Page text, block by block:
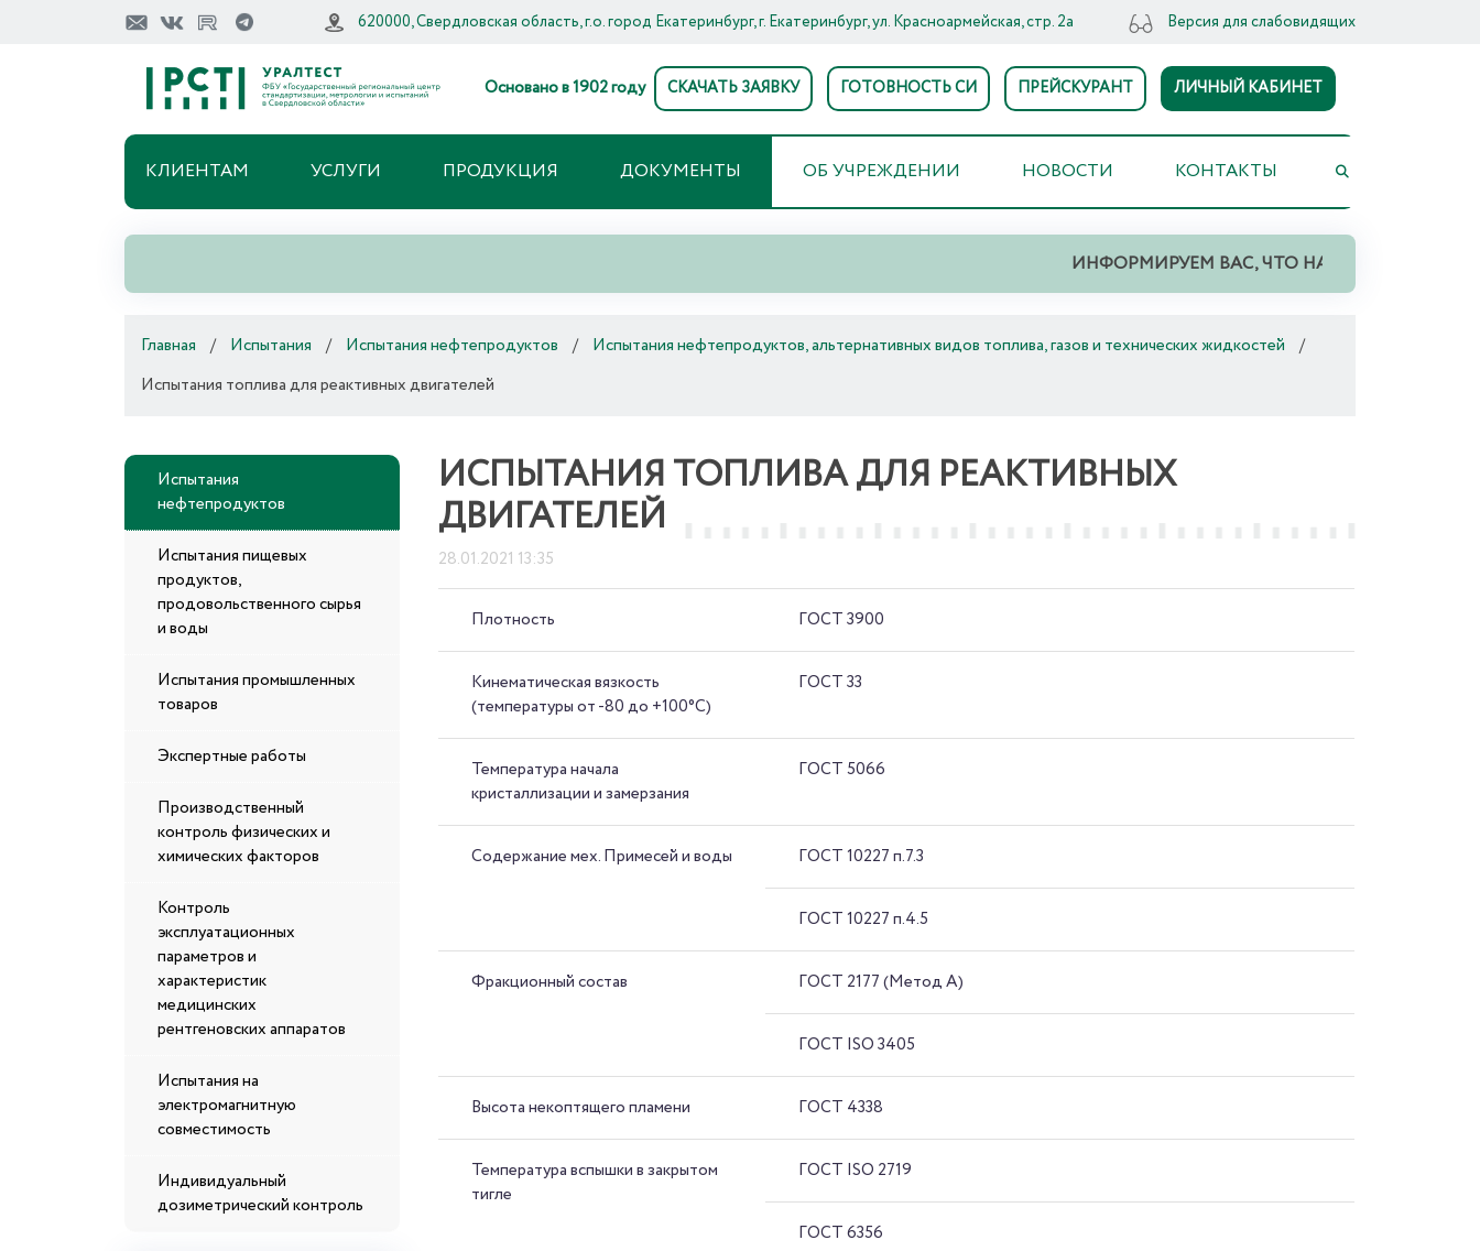
620000, Свердловская область, г.о. город Екатеринбург, г. Екатеринбург, ул. Красноармейская, стр. 2а Версия для слабовидящих
Основано в 1902 году СКАЧАТЬ ЗАЯВКУ ГОТОВНОСТЬ СИ ПРЕЙСКУРАНТ ЛИЧНЫЙ КАБИНЕТ
КЛИЕНТАМ УСЛУГИ ПРОДУКЦИЯ ДОКУМЕНТЫ ОБ УЧРЕЖДЕНИИ НОВОСТИ КОНТАКТЫ
ИНФОРМИРУЕМ ВАС, ЧТО НА ТЕРРИТОРИИ
Главная / Испытания / Испытания нефтепродуктов / Испытания нефтепродуктов, альтернативных видов топлива, газов и технических жидкостей
/
Испытания топлива для реактивных двигателей
Испытания
нефтепродуктов
Испытания пищевых
продуктов,
продовольственного сырья
и воды
Испытания промышленных
товаров
Экспертные работы
Производственный
контроль физических и
химических факторов
Контроль
эксплуатационных
параметров и
характеристик
медицинских
рентгеновских аппаратов
Испытания на
электромагнитную
совместимость
Индивидуальный
дозиметрический контроль
ИСПЫТАНИЯ ТОПЛИВА ДЛЯ РЕАКТИВНЫХ
ДВИГАТЕЛЕЙ
28.01.2021 13:35
Плотность ГОСТ 3900
Кинематическая вязкость
(температуры от -80 до +100°С)
ГОСТ 33
Температура начала
кристаллизации и замерзания
ГОСТ 5066
Содержание мех. Примесей и воды ГОСТ 10227 п.7.3
ГОСТ 10227 п.4.5
Фракционный состав ГОСТ 2177 (Метод А)
ГОСТ ISO 3405
Высота некоптящего пламени ГОСТ 4338
Температура вспышки в закрытом
тигле
ГОСТ ISO 2719
ГОСТ 6356